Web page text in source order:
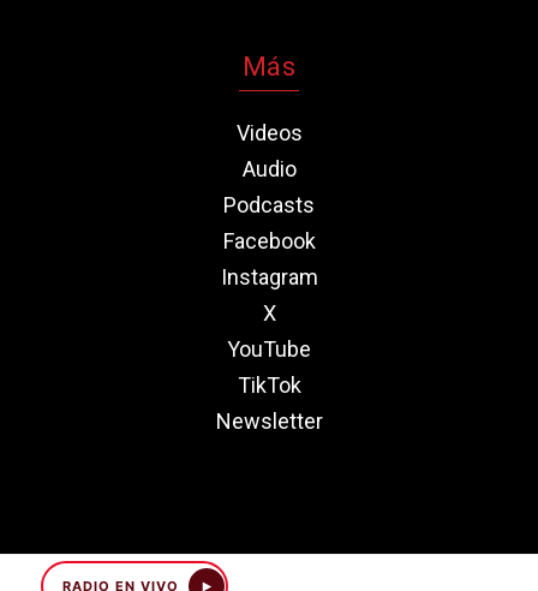
RADIO EN VIVO
Más
Videos
Audio
Podcasts
Facebook
Instagram
X
YouTube
TikTok
Newsletter